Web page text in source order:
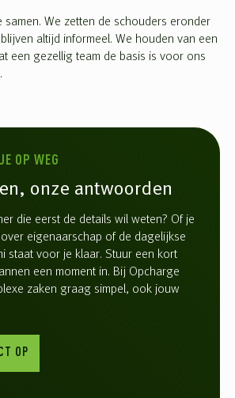
samen. We zetten de schouders eronder
altijd informeel. We houden van een
een gezellig team de basis is voor ons
OP WEG
onze antwoorden
die eerst de details wil weten? Of je
eigenaarschap of de dagelijkse
staat voor je klaar. Stuur een kort
een moment in. Bij Opcharge
zaken graag simpel, ook jouw
OP